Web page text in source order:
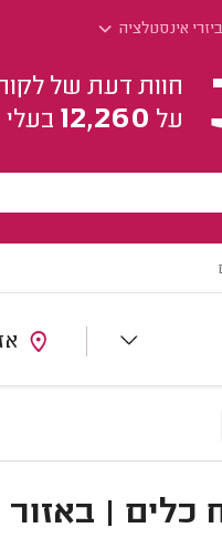
אינסטלציה
חוות דעת של
על 12,260
כלים |